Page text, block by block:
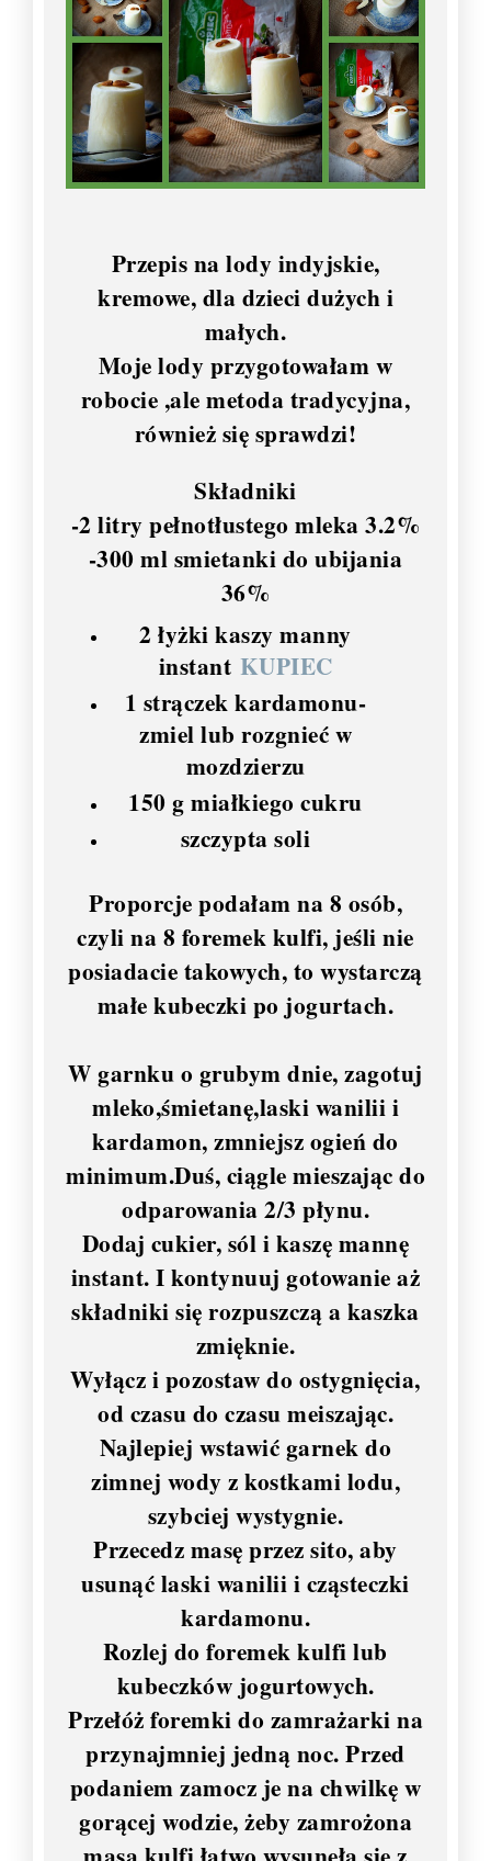
Przepis na lody indyjskie,
kremowe, dla dzieci dużych i
małych.
Moje lody przygotowałam w
robocie ,ale metoda tradycyjna,
również się sprawdzi!
Składniki
-2 litry pełnotłustego mleka 3.2%
-300 ml smietanki do ubijania
36%
2 łyżki kaszy manny
instant KUPIEC
1 strączek kardamonu-
zmiel lub rozgnieć w
mozdzierzu
150 g miałkiego cukru
szczypta soli
Proporcje podałam na 8 osób,
czyli na 8 foremek kulfi, jeśli nie
posiadacie takowych, to wystarczą
małe kubeczki po jogurtach.
W garnku o grubym dnie, zagotuj
mleko,śmietanę,laski wanilii i
kardamon, zmniejsz ogień do
minimum.Duś, ciągle mieszając do
odparowania 2/3 płynu.
Dodaj cukier, sól i kaszę mannę
instant. I kontynuuj gotowanie aż
składniki się rozpuszczą a kaszka
zmięknie.
Wyłącz i pozostaw do ostygnięcia,
od czasu do czasu meiszając.
Najlepiej wstawić garnek do
zimnej wody z kostkami lodu,
szybciej wystygnie.
Przecedz masę przez sito, aby
usunąć laski wanilii i cząsteczki
kardamonu.
Rozlej do foremek kulfi lub
kubeczków jogurtowych.
Przełóż foremki do zamrażarki na
przynajmniej jedną noc. Przed
podaniem zamocz je na chwilkę w
gorącej wodzie, żeby zamrożona